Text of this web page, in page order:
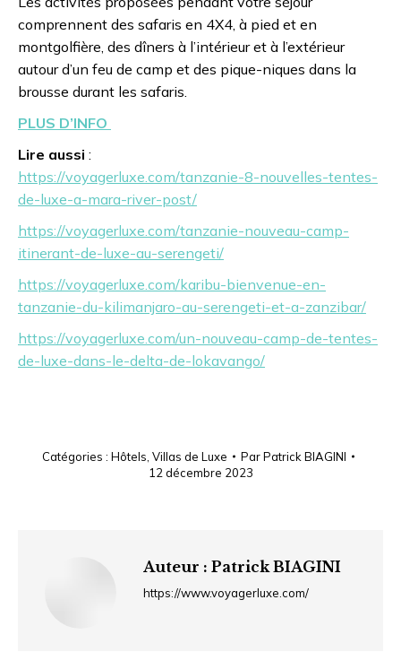
comprennent des safaris en 4X4, à pied et en
montgolfière, des dîners à l’intérieur et à l’extérieur
autour d’un feu de camp et des pique-niques dans la
brousse durant les safaris.
PLUS D’INFO
Lire aussi :
https://voyagerluxe.com/tanzanie-8-nouvelles-tentes-
de-luxe-a-mara-river-post/
https://voyagerluxe.com/tanzanie-nouveau-camp-
itinerant-de-luxe-au-serengeti/
https://voyagerluxe.com/karibu-bienvenue-en-
tanzanie-du-kilimanjaro-au-serengeti-et-a-zanzibar/
https://voyagerluxe.com/un-nouveau-camp-de-tentes-
de-luxe-dans-le-delta-de-lokavango/
Catégories : Hôtels Villas de Luxe ParPatrick BIAGINI
12 décembre 2023
Auteur : Patrick BIAGINI
https://www.voyagerluxe.com/